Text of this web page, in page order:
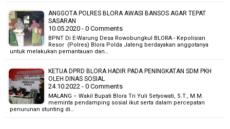
ANGGOTA POLRES BLORA AWASI BANSOS AGAR TEPAT
SASARAN
10.05.2020 - 0 Comments
BPNT Di E-Warung Desa Rowobungkul BLORA - Kepolisian
Resor (Polres) Blora Polda Jateng berdayakan anggotanya
untuk melakukan pemantauan dan…
KETUA DPRD BLORA HADIR PADA PENINGKATAN SDM PKH
OLEH DINAS SOSIAL
24.10.2022 - 0 Comments
MALANG – Wakil Bupati Blora Tri Yuli Setyowati, S.T., M.M.
meminta pendamping sosial ikut serta dalam percepatan
penurunan stunting di…